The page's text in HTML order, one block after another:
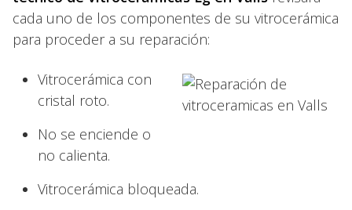
cada uno de los componentes de su vitrocerámica
para proceder a su reparación:
Vitrocerámica con
cristal roto.
No se enciende o
no calienta.
Vitrocerámica bloqueada.